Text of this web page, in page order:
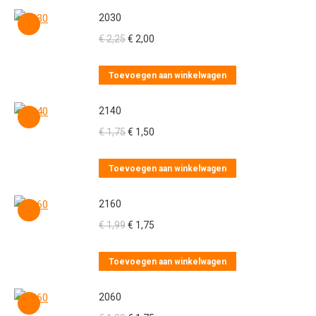
2030
€2,25Oorspronkelijke
was:
€ 2,00
is:
Toevoegen aan winkelwagen
2140
€1,75Oorspronkelijke
was:
€ 1,50
is:
Toevoegen aan winkelwagen
2160
€1,99Oorspronkelijke
was:
€ 1,75
is:
Toevoegen aan winkelwagen
2060